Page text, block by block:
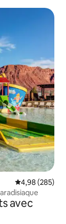
Évaluation
4,98 (285)
avec